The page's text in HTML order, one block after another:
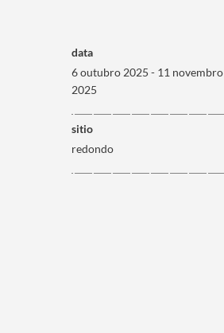
data
6 outubro 2025 - 11 novembro
2025
sitio
redondo